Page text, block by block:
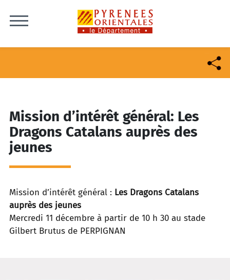
Mission d’intérêt général: Les
Dragons Catalans auprès des
jeunes
Mission d’intérêt général : Les Dragons Catalans
auprès des jeunes
Mercredi 11 décembre à partir de 10 h 30 au stade
Gilbert Brutus de PERPIGNAN